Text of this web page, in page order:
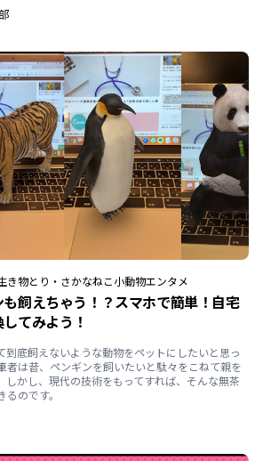
き物とり・さかなねこ小動物エンタメ
飼えちゃう！？スマホで簡単！自宅
てみよう！
到底飼えないような動物をペットにしたいと思っ
者は昔、ペンギンを飼いたいと駄々をこねて親を
しかし、現代の技術をもってすれば、そんな無茶
のです。